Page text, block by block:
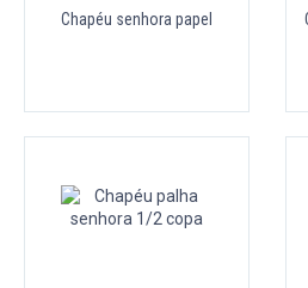
Chapéu senhora papel